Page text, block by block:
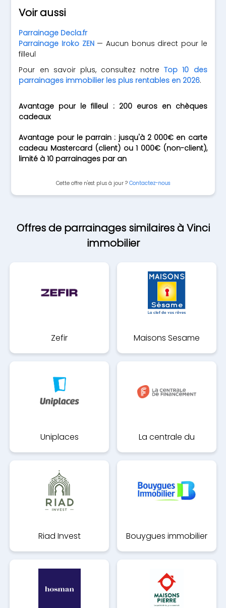
Voir aussi
Parrainage Decla.fr
Parrainage Iroko ZEN— Aucun bonus direct pour le
filleul
Pour en savoir plus, consultez notreTop 10 des
parrainages immobilier les plus rentables en 2026.
Avantage pour le filleul : 200 euros en chèques
cadeaux
Avantage pour le parrain : jusqu'à 2 000€ en carte
cadeau Mastercard (client) ou 1 000€ (non-client),
limité à 10 parrainages par an
Cette offre n'est plus à jour ? Contactez-nous
Offres de parrainages similaires à Vinci
immobilier
Zefir Maisons Sesame
Uniplaces La centrale du
Riad Invest Bouygues immobilier